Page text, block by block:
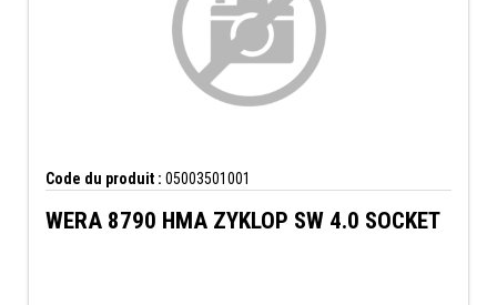
Code du produit : 05003501001
WERA 8790 HMA ZYKLOP SW 4.0 SOCKET